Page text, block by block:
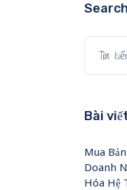
Bài
Mua
Doanh
Hóa Hệ